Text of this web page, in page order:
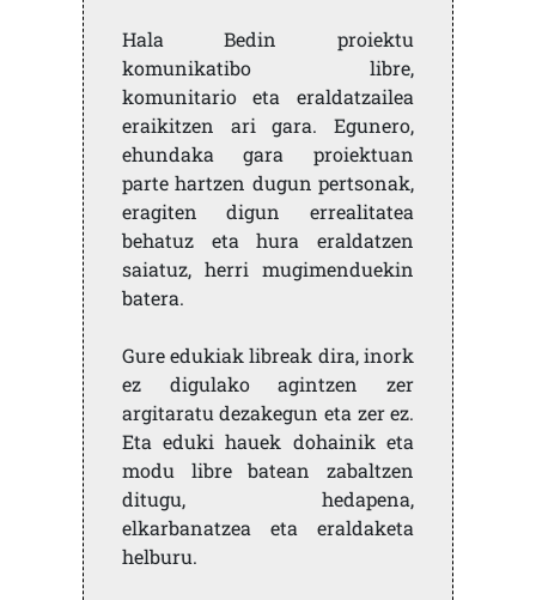
Hala Bedin proiektu
komunikatibo libre,
komunitario eta eraldatzailea
eraikitzen ari gara. Egunero,
ehundaka gara proiektuan
parte hartzen dugun pertsonak,
eragiten digun errealitatea
behatuz eta hura eraldatzen
saiatuz, herri mugimenduekin
batera.
Gure edukiak libreak dira, inork
ez digulako agintzen zer
argitaratu dezakegun eta zer ez.
Eta eduki hauek dohainik eta
modu libre batean zabaltzen
ditugu, hedapena,
elkarbanatzea eta eraldaketa
helburu.